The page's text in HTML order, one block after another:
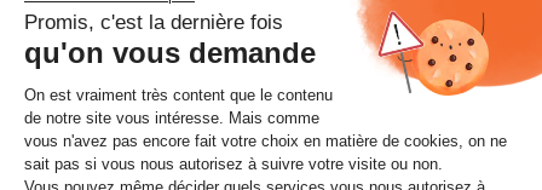
Étape 2 :Nettoyage minutieux
pour
éliminer toute impureté ;
de tous les
composants ;
Étape 4 :Remplacement des pièces
détériorées par des pièces neuves ;